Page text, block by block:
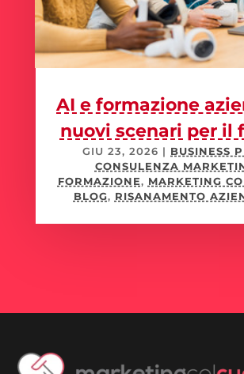
AI e formazione
nuovi scenari per il
GIU 23, 2026 | BUSINESS
CONSULENZA
FORMAZIONE, MARKETING
BLOG, RISANAMENTO